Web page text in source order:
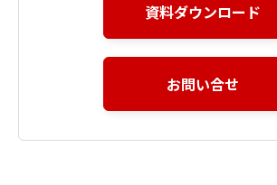
資料ダウンロード
お問い合せ